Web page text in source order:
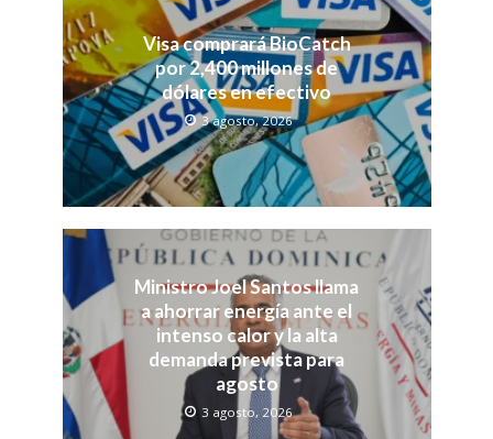
Visa comprará BioCatch
por 2,400 millones de
dólares en efectivo
3 agosto, 2026
Ministro Joel Santos llama
a ahorrar energía ante el
intenso calor y la alta
demanda prevista para
agosto
3 agosto, 2026